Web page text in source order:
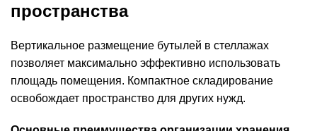
пространства
Вертикальное размещение бутылей в стеллажах
позволяет максимально эффективно использовать
площадь помещения. Компактное складирование
освобождает пространство для других нужд.